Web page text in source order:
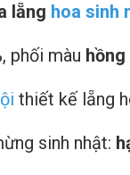
lẵng hoa sinh
phối màu
thiết kế lẵng
sinh nhật: